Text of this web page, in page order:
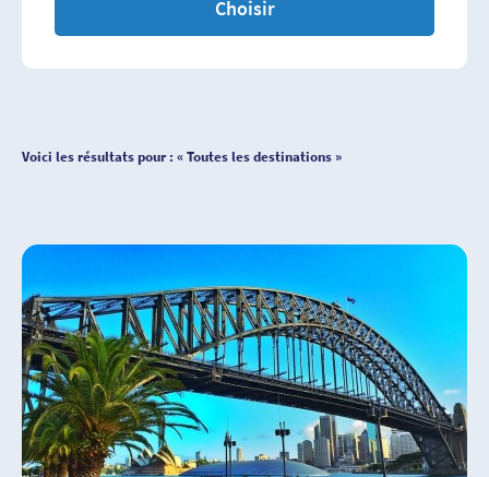
Voici les résultats pour : « Toutes les destinations »